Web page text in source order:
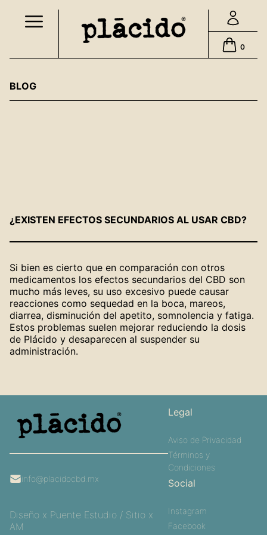
content
0
BLOG
¿EXISTEN EFECTOS SECUNDARIOS AL USAR CBD?
Si bien es cierto que en comparación con otros
medicamentos los efectos secundarios del CBD son
mucho más leves, su uso excesivo puede causar
reacciones como sequedad en la boca, mareos,
diarrea, disminución del apetito, somnolencia y fatiga.
Estos problemas suelen mejorar reduciendo la dosis
de Plácido y desaparecen al suspender su
administración.
info@placidocbd.mx
Diseño x Puente Estudio / Sitio x
AM
Legal
Aviso de Privacidad
Términos y
Condiciones
Social
Instagram
Facebook